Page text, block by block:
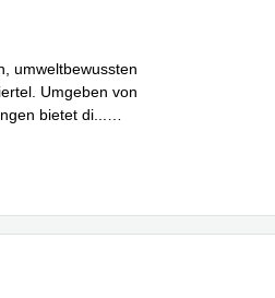
umweltbewussten
Umgeben von
bietet di